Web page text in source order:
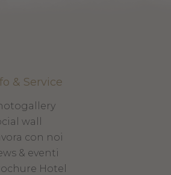
& Service
wall
con noi
& eventi
Hotel